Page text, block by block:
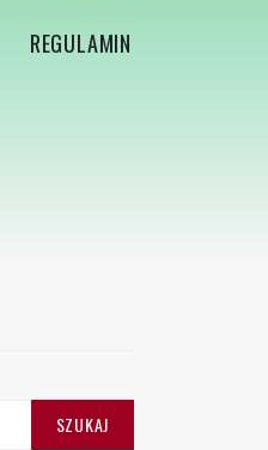
REGULAMIN